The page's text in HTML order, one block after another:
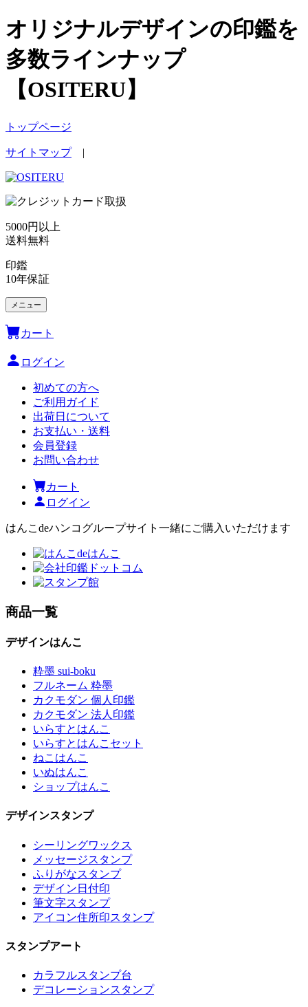
オリジナルデザインの印鑑を
多数ラインナップ
【OSITERU】
トップページ
サイトマップ|
5000円以上
送料無料
印鑑
10年保証
メニュー
カート
ログイン
初めての方へ
ご利用ガイド
出荷日について
お支払い・送料
会員登録
お問い合わせ
カート
ログイン
はんこdeハンコグループサイト 一緒にご購入いただけます
商品一覧
デザインはんこ
粋墨 sui-boku
フルネーム 粋墨
カクモダン 個人印鑑
カクモダン 法人印鑑
いらすとはんこ
いらすとはんこセット
ねこはんこ
いぬはんこ
ショップはんこ
デザインスタンプ
シーリングワックス
メッセージスタンプ
ふりがなスタンプ
デザイン日付印
筆文字スタンプ
アイコン住所印スタンプ
スタンプアート
カラフルスタンプ台
デコレーションスタンプ